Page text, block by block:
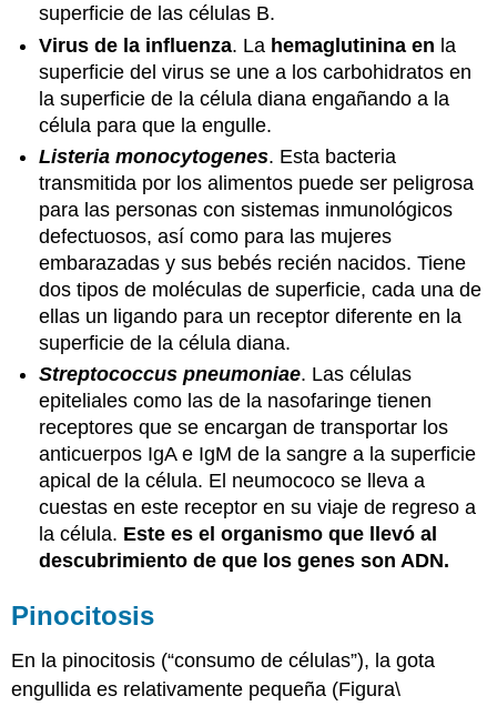
superficie de las células B.
Virus de la influenza. La hemaglutinina en la
superficie del virus se une a los carbohidratos en
la superficie de la célula diana engañando a la
célula para que la engulle.
Listeria monocytogenes. Esta bacteria
transmitida por los alimentos puede ser peligrosa
para las personas con sistemas inmunológicos
defectuosos, así como para las mujeres
embarazadas y sus bebés recién nacidos. Tiene
dos tipos de moléculas de superficie, cada una de
ellas un ligando para un receptor diferente en la
superficie de la célula diana.
Streptococcus pneumoniae. Las células
epiteliales como las de la nasofaringe tienen
receptores que se encargan de transportar los
anticuerpos IgA e IgM de la sangre a la superficie
apical de la célula. El neumococo se lleva a
cuestas en este receptor en su viaje de regreso a
la célula. Este es el organismo que llevó al
descubrimiento de que los genes son ADN.
Pinocitosis
En la pinocitosis (“consumo de células”), la gota
engullida es relativamente pequeña (Figura\